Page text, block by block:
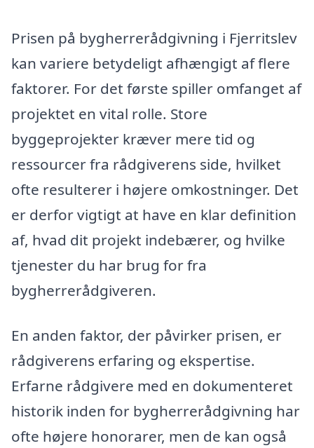
Prisen på bygherrerådgivning i Fjerritslev
kan variere betydeligt afhængigt af flere
faktorer. For det første spiller omfanget af
projektet en vital rolle. Store
byggeprojekter kræver mere tid og
ressourcer fra rådgiverens side, hvilket
ofte resulterer i højere omkostninger. Det
er derfor vigtigt at have en klar definition
af, hvad dit projekt indebærer, og hvilke
tjenester du har brug for fra
bygherrerådgiveren.
En anden faktor, der påvirker prisen, er
rådgiverens erfaring og ekspertise.
Erfarne rådgivere med en dokumenteret
historik inden for bygherrerådgivning har
ofte højere honorarer, men de kan også